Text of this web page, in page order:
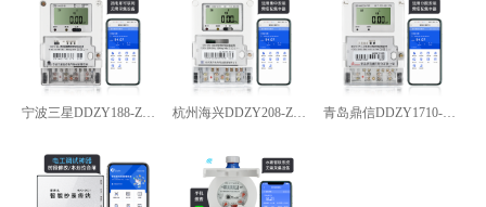
宁波三星DDZY188-Z型4G通讯智能电能表杭州海兴DDZY208-Z型RS485通讯智能电能表
青岛鼎信DDZY1710-Z型单